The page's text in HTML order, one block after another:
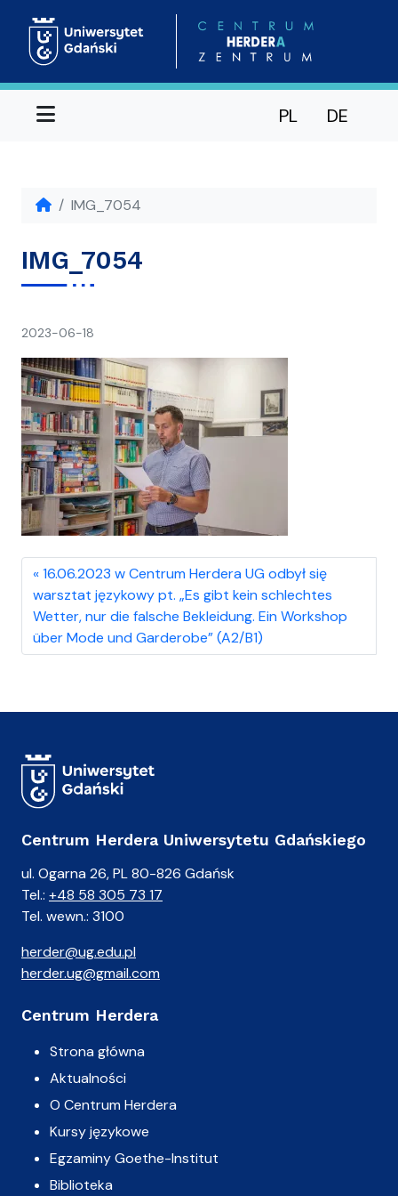
Menu PL DE
IMG_7054
IMG_7054
2023-06-18
16.06.2023 w Centrum Herdera UG odbył się
warsztat językowy pt. „Es gibt kein schlechtes
Wetter, nur die falsche Bekleidung. Ein Workshop
über Mode und Garderobe” (A2/B1)
Centrum Herdera Uniwersytetu Gdańskiego
ul. Ogarna 26, PL 80-826 Gdańsk
Tel.: +48 58 305 73 17
Tel. wewn.: 3100
herder@ug.edu.pl
herder.ug@gmail.com
Centrum Herdera
Strona główna
Aktualności
O Centrum Herdera
Kursy językowe
Egzaminy Goethe-Institut
Biblioteka